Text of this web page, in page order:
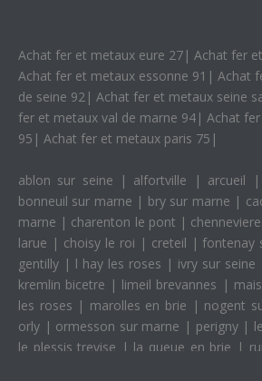
Achat fer et metaux eure 27 | Achat fer
Achat fer et metaux essonne 91 | Achat
de seine 92 | Achat fer et metaux seine
fer et metaux val de marne 94 | Achat
95 | Achat fer et metaux paris 75 |
ablon sur seine | alfortville | arcueil |
bonneuil sur marne | bry sur marne |
marne | charenton le pont |
larue | choisy le roi | creteil | fontenay
gentilly | l hay les roses | ivry sur seine
kremlin bicetre | limeil brevannes |
les roses | marolles en brie | nogent
orly | ormesson sur marne | perigny |
le plessis trevise | la queue en brie |